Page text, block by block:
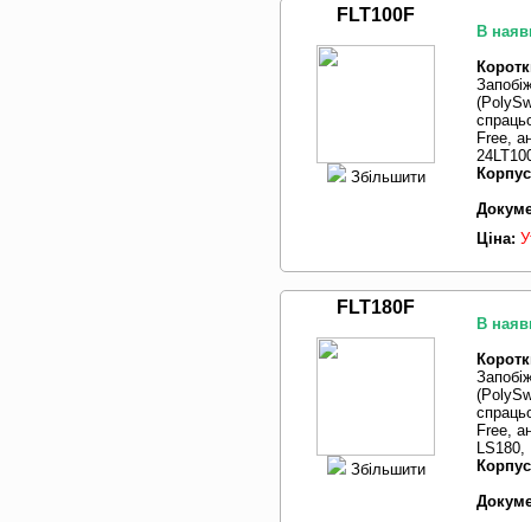
FLT100F
Збільшити
В
Free,
Ціна:
FLT180F
Збільшити
В
Free,
LS180,